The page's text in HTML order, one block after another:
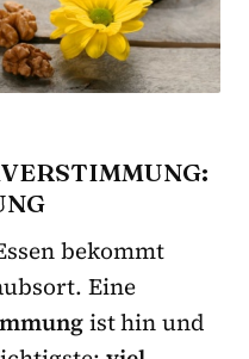
bekommt
Eine
ist hin und